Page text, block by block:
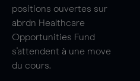
positions ouvertes sur
abrdn Healthcare
Opportunities Fund
s'attendent à une move
du cours.